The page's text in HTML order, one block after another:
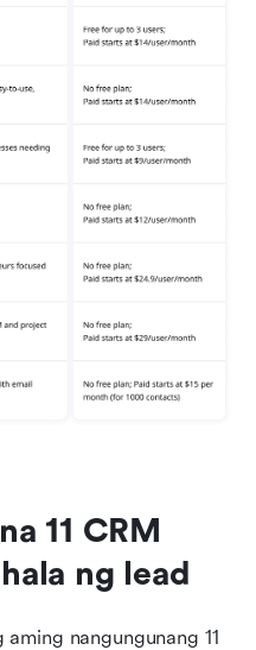
11 CRM
ng lead
nangungunang 11